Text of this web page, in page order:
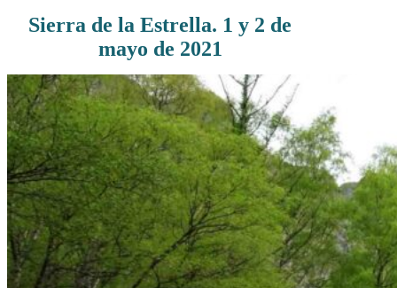
Topográficos
Sierra de la Estrella. 1 y 2 de
mayo de 2021